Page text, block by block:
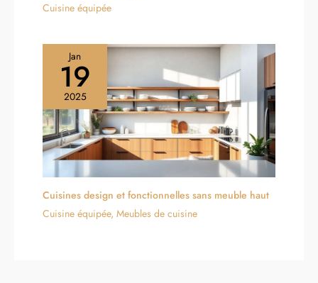
Cuisine équipée
Jan
19
2025
Cuisines design et fonctionnelles sans meuble haut
Cuisine équipée, Meubles de cuisine